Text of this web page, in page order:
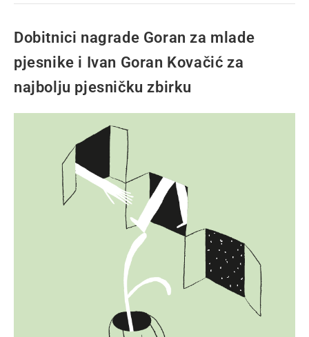
Dobitnici nagrade Goran za mlade
pjesnike i Ivan Goran Kovačić za
najbolju pjesničku zbirku